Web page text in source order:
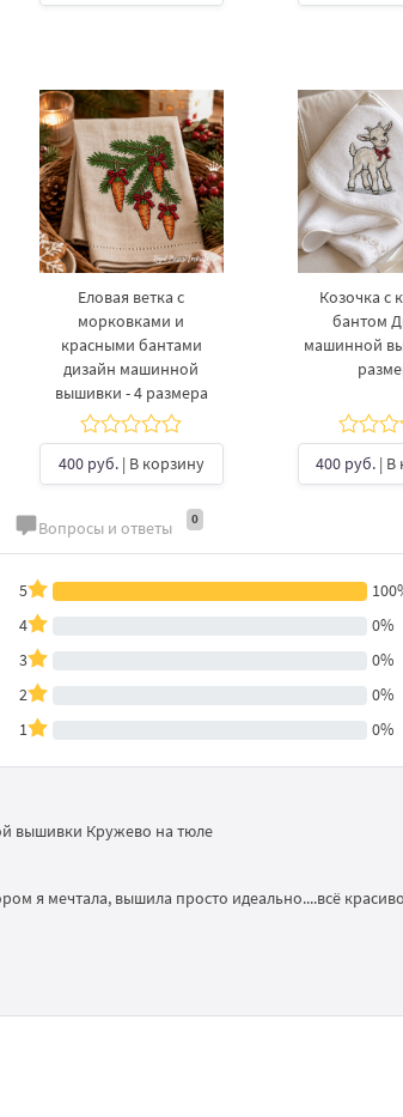
Еловая ветка с
морковками и
красными бантами
дизайн машинной
вышивки - 4 размера
400 руб.| В корзину
Козочка с
бантом
машинной
400 руб. | В
Вопросы и ответы 0
5
4
0%
3
0%
2
0%
1
0%
вышивки Кружево на тюле
я мечтала, вышила просто идеально....всё